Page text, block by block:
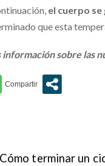
el cuerpo se
que esta
información sobre las
Cómo terminar un